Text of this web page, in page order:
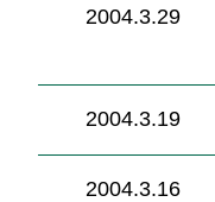
2004.3.29
2004.3.19
2004.3.16